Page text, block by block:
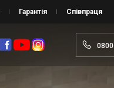
Гарантія Співпраця
0800